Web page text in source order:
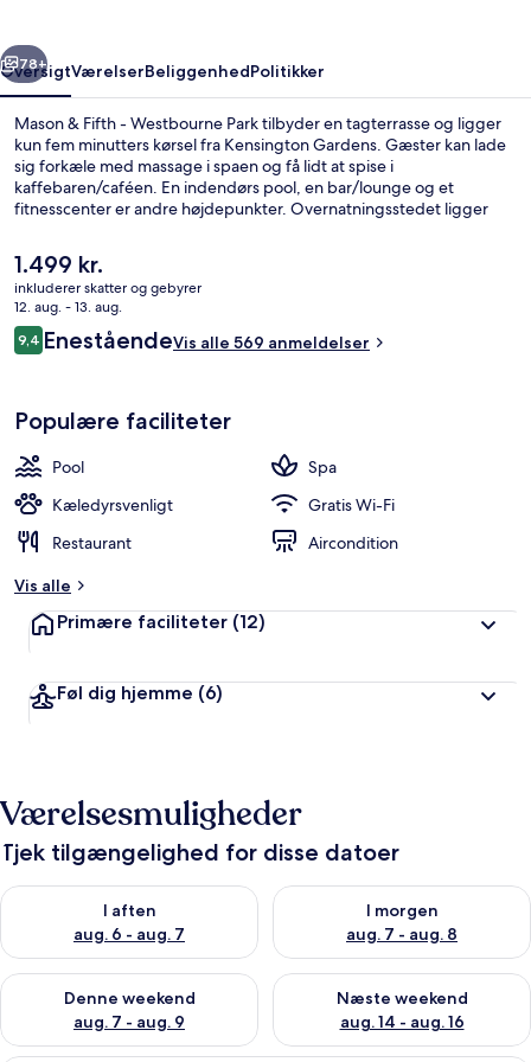
Næste
78+
OversigtVærelserBeliggenhedPolitikker
Mason & Fifth - Westbourne Park tilbyder en tagterrasse og ligger
kun fem minutters kørsel fra Kensington Gardens. Gæster kan lade
sig forkæle med massage i spaen og få lidt at spise i
kaffebaren/caféen. En indendørs pool, en bar/lounge og et
fitnesscenter er andre højdepunkter. Overnatningsstedet ligger
Metrostation ligger 4 minutter væk og Royal Oak Metrostation
ligger 13 minutter derfra.
Den
nuværende
pris
er
1.499 kr.
1.499 kr.
inkluderer skatter og gebyrer
12. aug. - 13. aug.
Anmeldelser
9,49,4 ud af 10.
EneståendeVis alle 569 anmeldelser
Populære faciliteter
Pool
Spa
Kæledyrsvenligt
Gratis Wi-Fi
Restaurant
Aircondition
Vis alle
Primære faciliteter (12)
Føl dig hjemme (6)
Værelsesmuligheder
Tjek tilgængelighed for disse datoer
I aften
aug. 6 - aug. 7
Tjek tilgængelighed for i aften aug. 6 - aug. 7
I morgen
aug. 7 - aug. 8
Tjek tilgængelighed for i
Denne weekend
aug. 7 - aug. 9
Tjek tilgængelighed for denne weekend aug. 7 - aug. 9
Næste weekend
aug. 14 - aug. 16
Tjek tilgængelighed for næste